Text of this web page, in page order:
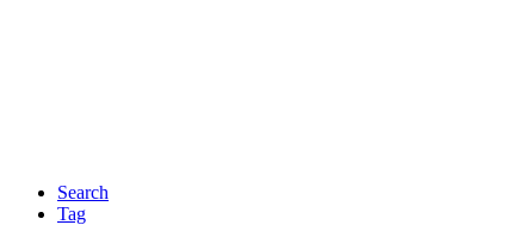
Search
Tag